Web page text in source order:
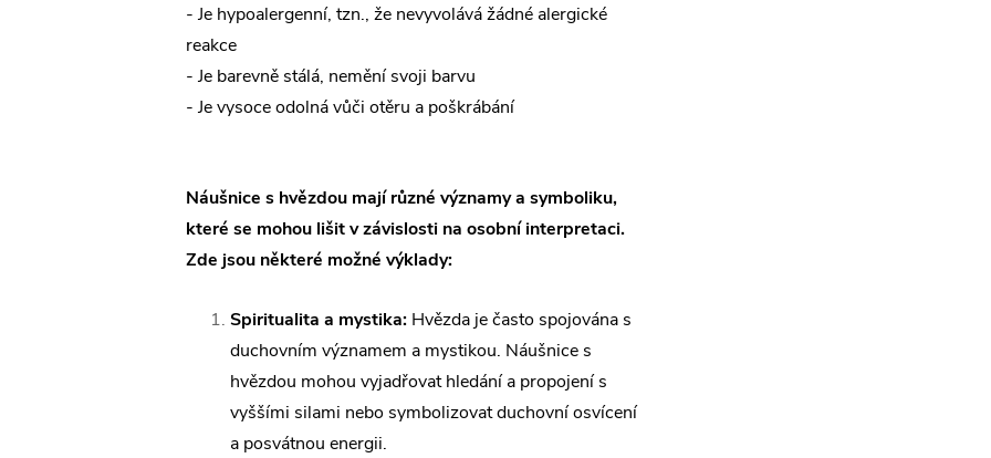
- Je hypoalergenní, tzn., že nevyvolává žádné alergické
reakce
- Je barevně stálá, nemění svoji barvu
- Je vysoce odolná vůči otěru a poškrábání
Náušnice s hvězdou mají různé významy a symboliku,
které se mohou lišit v závislosti na osobní interpretaci.
Zde jsou některé možné výklady:
Spiritualita a mystika: Hvězda je často spojována s
duchovním významem a mystikou. Náušnice s
hvězdou mohou vyjadřovat hledání a propojení s
vyššími silami nebo symbolizovat duchovní osvícení
a posvátnou energii.